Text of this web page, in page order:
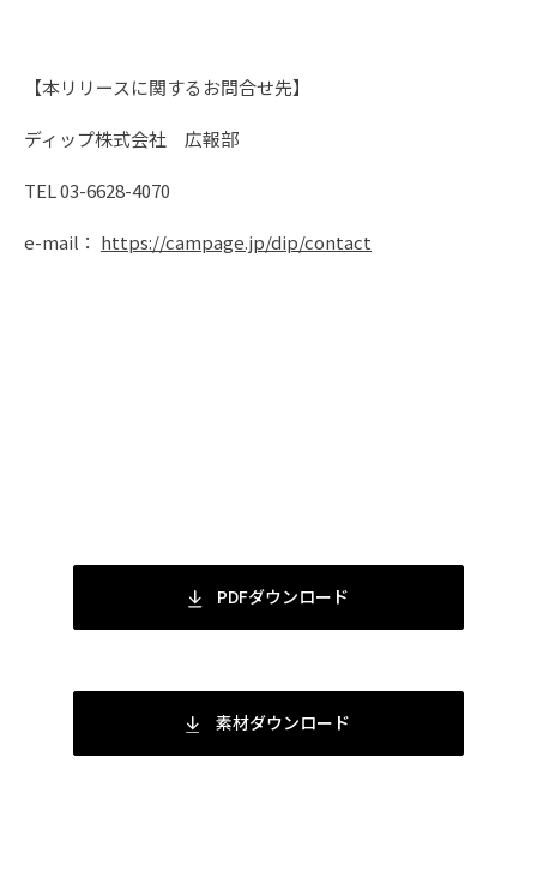
【本リリースに関するお問合せ先】
ディップ株式会社 広報部
TEL 03-6628-4070
e-mail： https://campage.jp/dip/contact
PDFダウンロード
素材ダウンロード